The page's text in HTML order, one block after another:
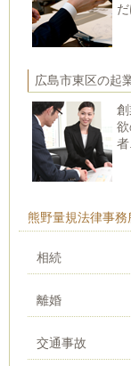
だ
広島市東区の起
者
熊野量規法律事
相続
離婚
交通事故